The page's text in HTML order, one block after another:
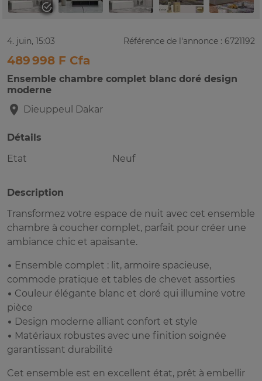
4. juin, 15:03 Référence de l'annonce : 6721192
489 998 F Cfa
Ensemble chambre complet blanc doré design
moderne
Dieuppeul
Dakar
Détails
Etat
Neuf
Description
Transformez votre espace de nuit avec cet ensemble
chambre à coucher complet, parfait pour créer une
ambiance chic et apaisante.
• Ensemble complet : lit, armoire spacieuse,
commode pratique et tables de chevet assorties
• Couleur élégante blanc et doré qui illumine votre
pièce
• Design moderne alliant confort et style
• Matériaux robustes avec une finition soignée
garantissant durabilité
Cet ensemble est en excellent état, prêt à embellir